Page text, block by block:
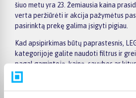
šiuo metu yra 23. Žemiausia kaina
verta peržiūrėti ir akcija pažymėtus
pasirinktą prekę galima įsigyti pigiau.
Kad apsipirkimas būtų paprastesnis,
kategorijoje galite naudoti filtrus ir
pagal gamintoją, kainą, savybes ar
Prekių sąraše lengva peržiūrėti
prekės puslapyje pateikiama